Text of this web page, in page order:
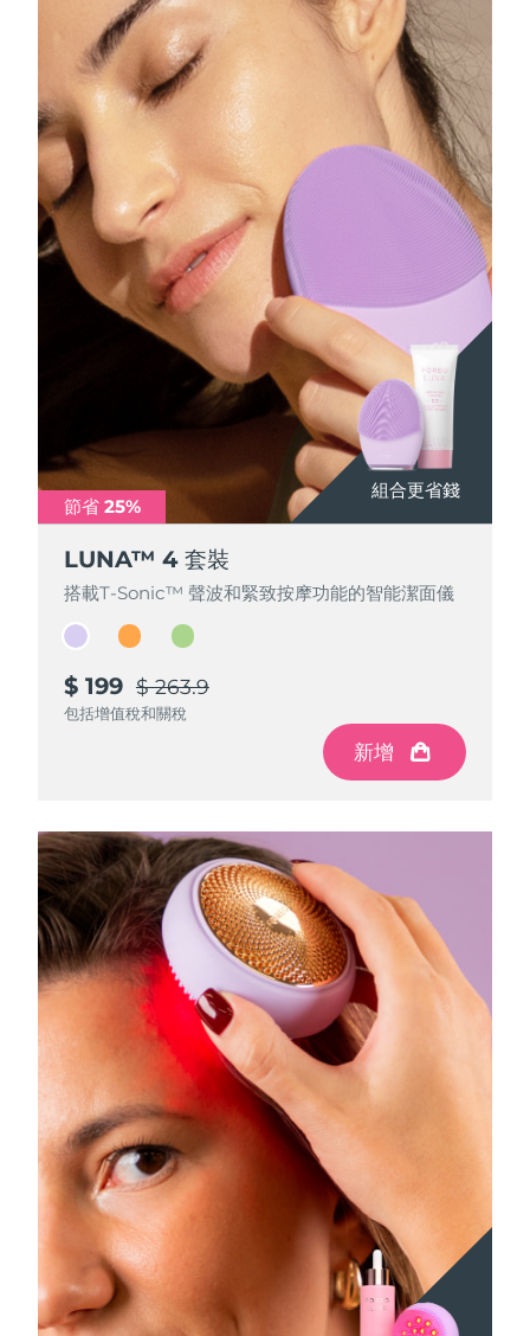
組合更省錢
節省 25%
LUNA™ 4 套裝
搭載T-Sonic™ 聲波和緊致按摩功能的智能潔面儀
$ 199 $ 263.9
包括增值稅和關稅
新增
組合更省錢
節省 25%
LUNA™ 4 套裝
搭載T-Sonic™ 聲波和緊致按摩功能的智能潔面儀
$ 199 $ 263.9
包括增值稅和關稅
新增
組合更省錢
節省 25%
LUNA™ 4 套裝
搭載T-Sonic™ 聲波和緊致按摩功能的智能潔面儀
$ 199 $ 263.9
包括增值稅和關稅
新增